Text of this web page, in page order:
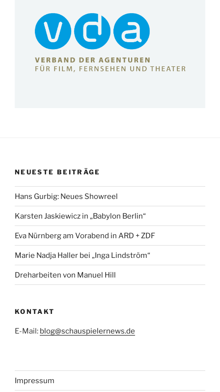
NEUESTE BEITRÄGE
Hans Gurbig: Neues Showreel
Karsten Jaskiewicz in „Babylon Berlin“
Eva Nürnberg am Vorabend in ARD + ZDF
Marie Nadja Haller bei „Inga Lindström“
Dreharbeiten von Manuel Hill
KONTAKT
E-Mail: blog@schauspielernews.de
Impressum